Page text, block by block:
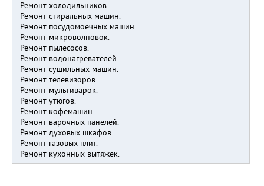
Ремонт холодильников.
Ремонт стиральных машин.
Ремонт посудомоечных машин.
Ремонт микроволновок.
Ремонт пылесосов.
Ремонт водонагревателей.
Ремонт сушильных машин.
Ремонт телевизоров.
Ремонт мультиварок.
Ремонт утюгов.
Ремонт кофемашин.
Ремонт варочных панелей.
Ремонт духовых шкафов.
Ремонт газовых плит.
Ремонт кухонных вытяжек.